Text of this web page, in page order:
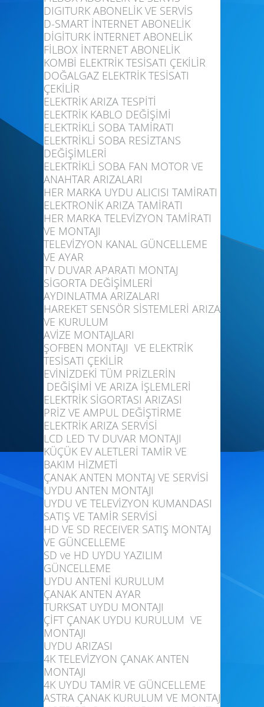
DIGITURK ABONELİK VE SERVİS
D-SMART İNTERNET ABONELİK
DİGİTURK İNTERNET ABONELİK
FİLBOX İNTERNET ABONELİK
KOMBİ ELEKTRİK TESİSATI ÇEKİLİR
DOĞALGAZ ELEKTRİK TESİSATI
ÇEKİLİR
ELEKTRİK ARIZA TESPİTİ
ELEKTRİK KABLO DEĞİŞİMİ
ELEKTRİKLİ SOBA TAMİRATI
ELEKTRİKLİ SOBA RESİZTANS
DEĞİŞİMLERİ
ELEKTRİKLİ SOBA FAN MOTOR VE
ANAHTAR ARIZALARI
HER MARKA UYDU ALICISI TAMİRATI
ELEKTRONİK ARIZA TAMİRATI
HER MARKA TELEVİZYON TAMİRATI
VE MONTAJI
TELEVİZYON KANAL GÜNCELLEME
VE AYAR
TV DUVAR APARATI MONTAJ
SİGORTA DEĞİŞİMLERİ
AYDINLATMA ARIZALARI
HAREKET SENSÖR SİSTEMLERİ ARIZA
VE KURULUM
AVİZE MONTAJLARI
ŞOFBEN MONTAJI VE ELEKTRİK
TESİSATI ÇEKİLİR
EVİNİZDEKİ TÜM PRİZLERİN
DEĞİŞİMİ VE ARIZA İŞLEMLERİ
ELEKTRİK SİGORTASI ARIZASI
PRİZ VE AMPUL DEĞİŞTİRME
ELEKTRİK ARIZA SERVİSİ
LCD LED TV DUVAR MONTAJI
KÜÇÜK EV ALETLERİ TAMİR VE
BAKIM HİZMETİ
ÇANAK ANTEN MONTAJ VE SERVİSİ
UYDU ANTEN MONTAJI
UYDU VE TELEVİZYON KUMANDASI
SATIŞ VE TAMİR SERVİSİ
HD VE SD RECEIVER SATIŞ MONTAJ
VE GÜNCELLEME
SD ve HD UYDU YAZILIM
GÜNCELLEME
UYDU ANTENİ KURULUM
ÇANAK ANTEN AYAR
TURKSAT UYDU MONTAJI
ÇİFT ÇANAK UYDU KURULUM VE
MONTAJI
UYDU ARIZASI
4K TELEVİZYON ÇANAK ANTEN
MONTAJI
4K UYDU TAMİR VE GÜNCELLEME
ASTRA ÇANAK KURULUM VE MONTAJ